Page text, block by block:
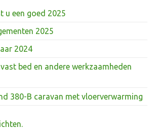
u een goed 2025
2025
2024
bed en andere werkzaamheden
380-B caravan met vloerverwarming